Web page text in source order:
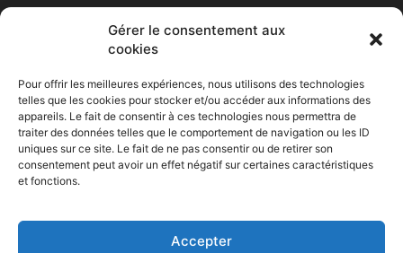
Gérer le consentement aux
cookies
Pour offrir les meilleures expériences, nous utilisons des technologies
telles que les cookies pour stocker et/ou accéder aux informations des
appareils. Le fait de consentir à ces technologies nous permettra de
traiter des données telles que le comportement de navigation ou les ID
uniques sur ce site. Le fait de ne pas consentir ou de retirer son
consentement peut avoir un effet négatif sur certaines caractéristiques
et fonctions.
Accepter
Accueil Economie Entreprises Entrepreneur
Maghreb